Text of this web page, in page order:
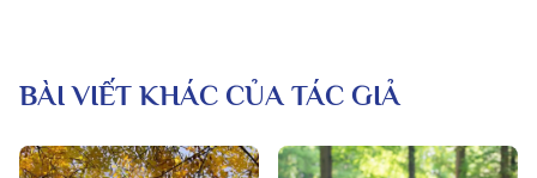
BÀI VIẾT KHÁC CỦA TÁC GIẢ